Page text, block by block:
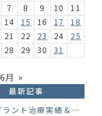
7 8 9 10
11
14 15 16 17
18
21 22 23 24
25
28 29 30 31
6月 »
最新記事
【インプラント治療実績＆直筆アンケート】「歯医者が怖かった」トラウマを乗り越えて。70歳・介護士女性が手に入れた「晴れ晴れとした笑顔」と人生を支える噛み合わせ】